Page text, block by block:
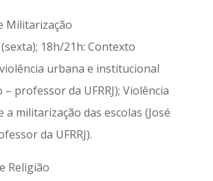
Militarização
18h/21h: Contexto
urbana e institucional
– professor da UFRRJ); Violência
a militarização das escolas (José
da UFRRJ).
Religião